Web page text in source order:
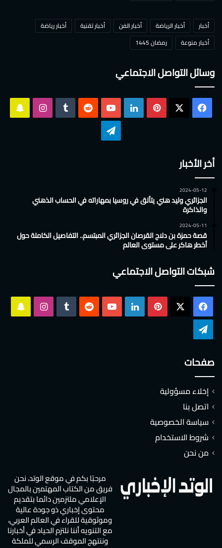
أخبار أخبار الرياضة أخبار الفن أخبار تقنية
أخبار رياضة
أخبار منوعة
رمضان 1445
وسائل التواصل الاجتماعي
فيسبوك بينتيريست لينكدإن ‫YouTube انستقرام
أخر الأخبار
2024-05-12
الجزائري وليد هني يتألق في روسيا بمهاراته في الحساب الذهني
والذاكرة
2024-05-11
قصة حمزة بن دلاج القرصان الجزائري المبتسم.. التفاصيل الكاملة حول
أخطر هاكر على مستوى العالم
شبكات التواصل الاجتماعي
فيسبوك بينتيريست لينكدإن ‫YouTube انستقرام
صفحات
إخلاء مسؤولية
اتصل بنا
سياسة الخصوصية
شروط الاستخدام
من نحن
مرحبًا بكم في موقع الوتد، نحن
فريق من الكتاب المهتمين بالمجال
الإعلامي ملتزمين دائما بتقديم
محتوى إخباري ذو جودة عالية
وموثوقية للقراء في العالم العربي،
مع التنويه أننا نلتزم الحياد في أخبارنا
وننتهج الموقف الرسمي للملكة